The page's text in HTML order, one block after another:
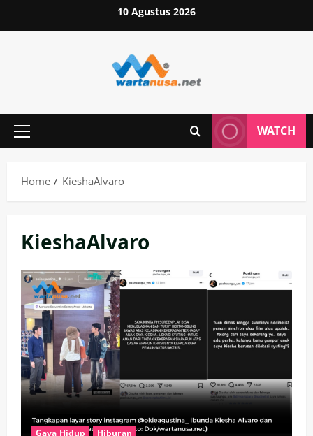
to
10 Agustus 2026
Primary
WATCH
Home KieshaAlvaro
KieshaAlvaro
Gaya Hidup Hiburan